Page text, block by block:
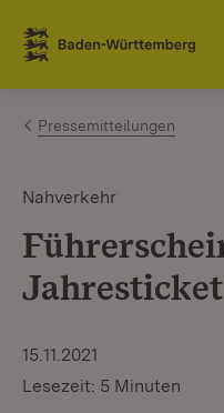
Zum Inhalt springen
Link zur Startseite
Pressemitteilungen
Nahverkehr
15.11.2021
Lesezeit: 5 Minuten